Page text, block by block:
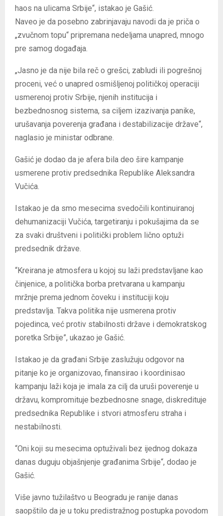
haos na ulicama Srbije“, istakao je Gašić.
Naveo je da posebno zabrinjavaju navodi da je priča o
„zvučnom topu“ pripremana nedeljama unapred, mnogo
pre samog događaja.
„Jasno je da nije bila reč o grešci, zabludi ili pogrešnoj
proceni, već o unapred osmišljenoj političkoj operaciji
usmerenoj protiv Srbije, njenih institucija i
bezbednosnog sistema, sa ciljem izazivanja panike,
urušavanja poverenja građana i destabilizacije države“,
naglasio je ministar odbrane.
Gašić je dodao da je afera bila deo šire kampanje
usmerene protiv predsednika Republike Aleksandra
Vučića.
Istakao je da smo mesecima svedočili kontinuiranoj
dehumanizaciji Vučića, targetiranju i pokušajima da se
za svaki društveni i politički problem lično optuži
predsednik države.
“Kreirana je atmosfera u kojoj su laži predstavljane kao
činjenice, a politička borba pretvarana u kampanju
mržnje prema jednom čoveku i instituciji koju
predstavlja. Takva politika nije usmerena protiv
pojedinca, već protiv stabilnosti države i demokratskog
poretka Srbije”, ukazao je Gašić.
Istakao je da građani Srbije zaslužuju odgovor na
pitanje ko je organizovao, finansirao i koordinisao
kampanju laži koja je imala za cilj da uruši poverenje u
državu, kompromituje bezbednosne snage, diskredituje
predsednika Republike i stvori atmosferu straha i
nestabilnosti.
“Oni koji su mesecima optuživali bez ijednog dokaza
danas duguju objašnjenje građanima Srbije“, dodao je
Gašić.
Više javno tužilaštvo u Beogradu je ranije danas
saopštilo da je u toku predistražnog postupka povodom